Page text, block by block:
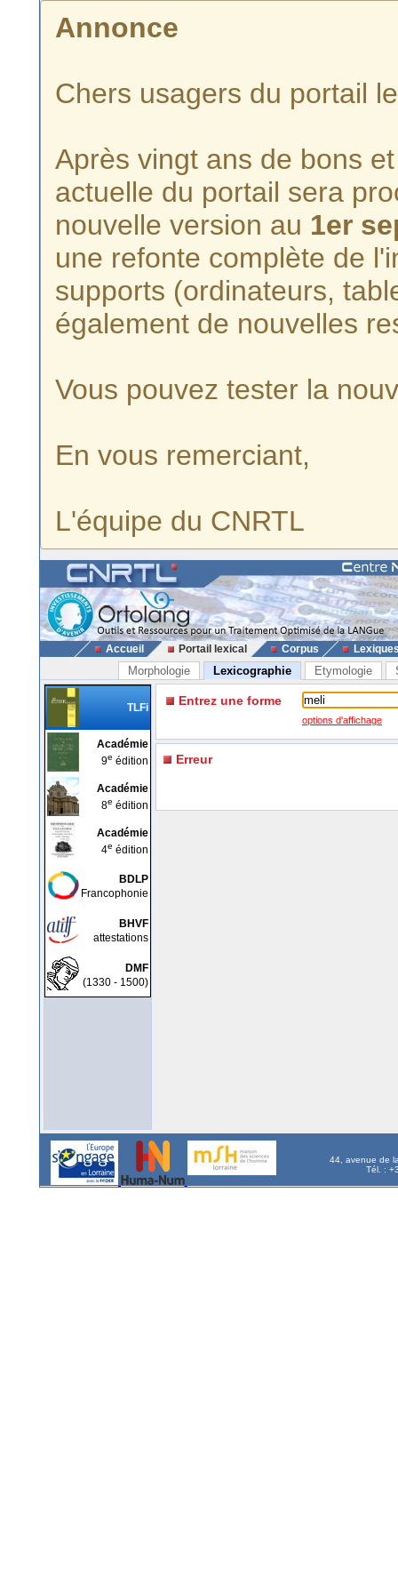
Annonce
Chers usagers du portail
Après vingt ans de bons
actuelle du portail sera
nouvelle version au 1er
une refonte complète de
supports (ordinateurs,
également de nouvelles
Vous pouvez tester la
En vous remerciant,
L'équipe du CNRTL
Accueil Portail lexical Corpus
Morphologie Lexicographie Etymologie
TLFi
Académie
9e édition
Académie
8e édition
Académie
4e édition
BDLP
Francophonie
BHVF
attestations
DMF
(1330 - 1500)
Entrez une forme
options d'affichage
Erreur
44, avenue de
Tél. :